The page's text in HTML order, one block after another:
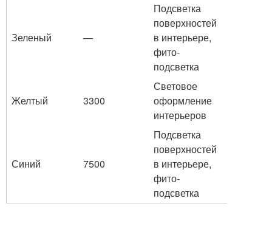
Зеленый —
Подсветка
поверхностей
в интерьере,
фито-
подсветка
Желтый 3300
Световое
оформление
интерьеров
Синий 7500
Подсветка
поверхностей
в интерьере,
фито-
подсветка